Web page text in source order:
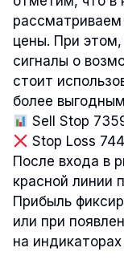
цены. При
сигналы о
стоит
более
Sell Stop
Stop Loss
После входа в
красной линии
Прибыль
или при
на индикаторах